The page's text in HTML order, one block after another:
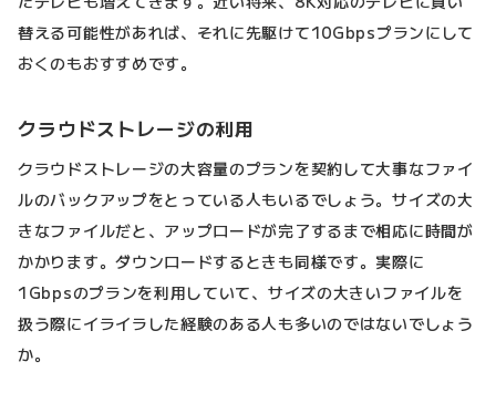
替える可能性があれば、それに先駆けて10Gbpsプランにして
おくのもおすすめです。
クラウドストレージの利用
クラウドストレージの大容量のプランを契約して大事なファイ
ルのバックアップをとっている人もいるでしょう。サイズの大
きなファイルだと、アップロードが完了するまで相応に時間が
かかります。ダウンロードするときも同様です。実際に
1Gbpsのプランを利用していて、サイズの大きいファイルを
扱う際にイライラした経験のある人も多いのではないでしょう
か。